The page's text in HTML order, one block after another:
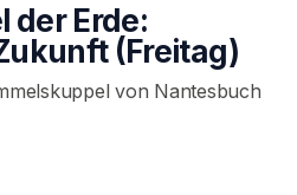
der Erde:
(Freitag)
von Nantesbuch